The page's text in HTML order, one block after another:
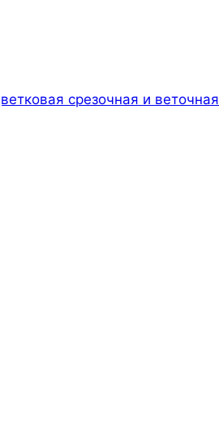
срезочная и веточная